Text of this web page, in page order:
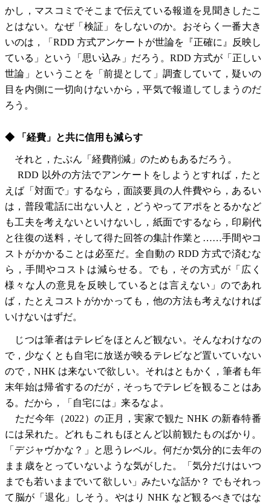
かし，マスコミでそこまで伝えている報道を見聞きしたこ
とはない。なぜ「検証」をしないのか。おそらく一番大き
いのは，「RDD 方式アンケートが世論を『正確に』反映し
ている」という「思い込み」だろう。RDD 方式が「正しい
世論」ということを「前提として」調査していて，疑いの
目を内側に一切向けないから，平気で報道してしまうのだ
ろう。
◆ 「経費」と共に信用も減らす
それと，たぶん「経費削減」のためもあるだろう。
RDD 以外の方法でアンケートをしようとすれば，たと
えば「対面で」するなら，面談要員の人件費やら，あるい
は，普段電話に出ない人と，どうやってアポをとるかなど
も工夫を考えないといけないし，紙面でするなら，印刷代
と往復の送料，そして得た回答の集計作業と……手間やコ
ストがかかることは必至だ。全自動の RDD 方式で済むな
ら，手間やコストは減らせる。でも，その方式が「広く
様々な人の意見を反映しているとは言えない」のであれ
ば，たとえコストがかかっても，他の方法も考えなければ
いけないはずだ。
じつは筆者はテレビをほとんど観ない。そんなわけなの
で，少なくとも自宅に放送が映るテレビなど置いていない
ので，NHK は来ないで欲しい。それはともかく，筆者も年
末年始は帰省するのだが，そっちでテレビを観ることはあ
る。だから，「自宅には」来るなよ。
ただ今年（2022）の正月，実家で観た NHK の新春特番
には呆れた。どれもこれもほとんど以前観たものばかり。
「デジャヴかな？」と思うレベル。何だか気分的に去年の
まま歳をとっていないような気がした。「気分だけはいつ
までも若いままでいて欲しい」みたいな話か？ でもそれっ
て脳が「退化」しそう。やはり NHK など観るべきではな